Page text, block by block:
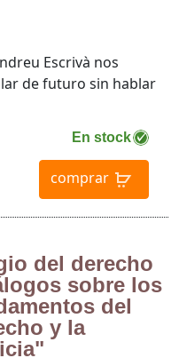
En stock
comprar
Escrivà nos
de futuro sin hablar
del derecho
sobre los
del
y la